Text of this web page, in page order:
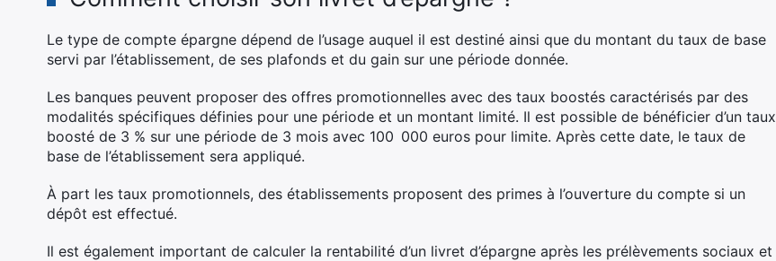
Le type de compte épargne dépend de l’usage auquel il est destiné ainsi que du montant du taux de base
servi par l’établissement, de ses plafonds et du gain sur une période donnée.
Les banques peuvent proposer des offres promotionnelles avec des taux boostés caractérisés par des
modalités spécifiques définies pour une période et un montant limité. Il est possible de bénéficier d’un taux
boosté de 3 % sur une période de 3 mois avec 100 000 euros pour limite. Après cette date, le taux de
base de l’établissement sera appliqué.
À part les taux promotionnels, des établissements proposent des primes à l’ouverture du compte si un
dépôt est effectué.
Il est également important de calculer la rentabilité d’un livret d’épargne après les prélèvements sociaux et